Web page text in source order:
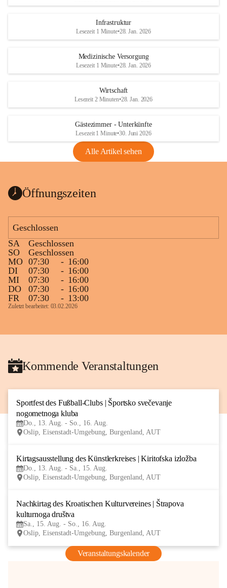
Infrastruktur
Lesezeit 1 Minute•28. Jan. 2026
Medizinische Versorgung
Lesezeit 1 Minute•28. Jan. 2026
Wirtschaft
Lesezeit 2 Minuten•28. Jan. 2026
Gästezimmer - Unterkünfte
Lesezeit 1 Minute•30. Juni 2026
Alle Artikel sehen
Öffnungszeiten
Geschlossen
SA
Geschlossen
SO
Geschlossen
MO 07:30 - 16:00
DI
07:30 - 16:00
MI
07:30 - 16:00
DO
07:30 - 16:00
FR
07:30 - 13:00
Zuletzt bearbeitet: 03.02.2026
Kommende Veranstaltungen
Sportfest des Fußball-Clubs | Športsko svečevanje
nogometnoga kluba
Do., 13. Aug. - So., 16. Aug.
Oslip, Eisenstadt-Umgebung, Burgenland, AUT
Kirtagsausstellung des Künstlerkreises | Kiritofska izložba
Do., 13. Aug. - Sa., 15. Aug.
Oslip, Eisenstadt-Umgebung, Burgenland, AUT
Nachkirtag des Kroatischen Kulturvereines | Štrapova
kulturnoga društva
Sa., 15. Aug. - So., 16. Aug.
Oslip, Eisenstadt-Umgebung, Burgenland, AUT
Veranstaltungskalender